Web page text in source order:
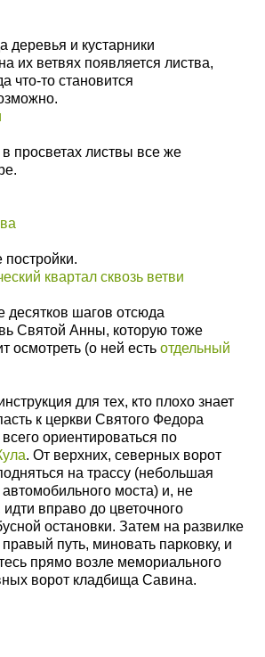
деревья и кустарники
их ветвях появляется листва,
что-то становится
просветах листвы все же
постройки.
десятков шагов отсюда
Святой Анны, которую тоже
осмотреть (о ней есть отдельный
для тех, кто плохо знает
к церкви Святого Федора
ориентироваться по
. От верхних, северных ворот
на трассу (небольшая
автомобильного моста) и, не
идти вправо до цветочного
остановки. Затем на развилке
путь, миновать парковку, и
прямо возле мемориального
ворот кладбища Савина.